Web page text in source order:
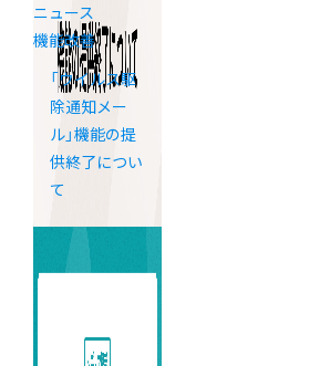
ニュース
機能改善
「ウイルス駆
除通知メー
ル」機能の提
供終了につい
て